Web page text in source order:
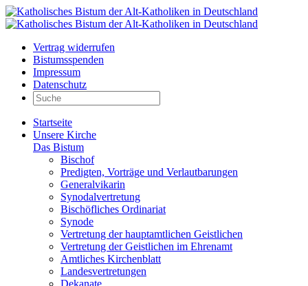
Vertrag widerrufen
Bistumsspenden
Impressum
Datenschutz
Startseite
Unsere Kirche
Das Bistum
Bischof
Predigten, Vorträge und Verlautbarungen
Generalvikarin
Synodalvertretung
Bischöfliches Ordinariat
Synode
Vertretung der hauptamtlichen Geistlichen
Vertretung der Geistlichen im Ehrenamt
Amtliches Kirchenblatt
Landesvertretungen
Dekanate